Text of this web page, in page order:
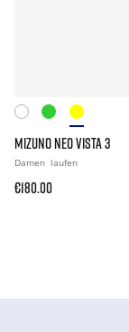
MIZUNO NEO VISTA 3
Damen laufen
€180.00